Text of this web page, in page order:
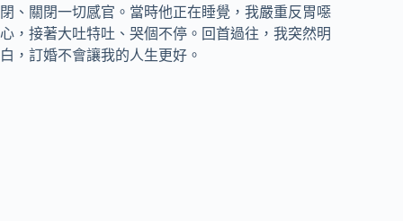
閉、關閉一切感官。當時他正在睡覺，我嚴重反胃噁
心，接著大吐特吐、哭個不停。回首過往，我突然明
白，訂婚不會讓我的人生更好。